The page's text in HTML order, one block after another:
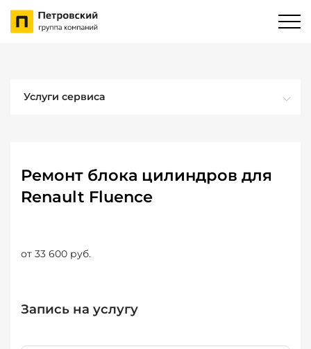
Услуги сервиса
Ремонт блока цилиндров для
Renault Fluence
от 33 600 руб.
Запись на услугу